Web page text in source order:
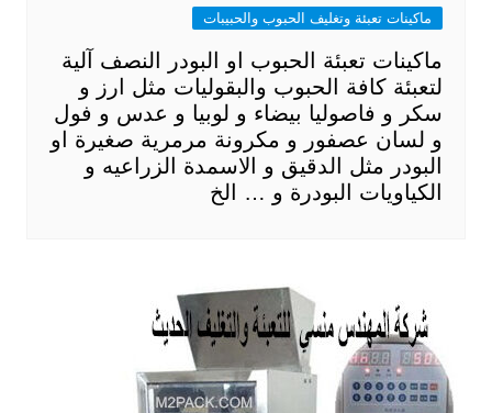
ماكينات تعبئة وتغليف الحبوب والحبيبات
ماكينات تعبئة الحبوب او البودر النصف آلية
لتعبئة كافة الحبوب والبقوليات مثل ارز و
سكر و فاصوليا بيضاء و لوبيا و عدس و فول
و لسان عصفور و مكرونة مرمرية صغيرة او
البودر مثل الدقيق و الاسمدة الزراعيه و
الكياويات البودرة و … الخ